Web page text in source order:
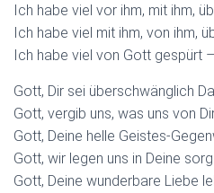
Ich habe viel vor ihm, mit ihm,
Ich habe viel mit ihm, von ihm,
Ich habe viel von Gott gespürt
Gott, Dir sei überschwänglich
Gott, vergib uns, was uns von
Gott, Deine helle Geistes-
Gott, wir legen uns in Deine
Gott, Deine wunderbare Liebe